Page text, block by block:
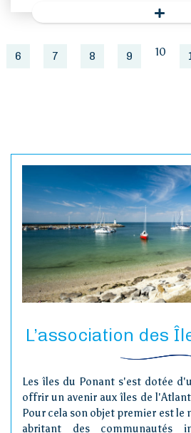
6 7 8 9 10
L’association des
Les îles du Ponant s'est dotée
offrir un avenir aux îles de
Pour cela son objet premier est
abritant des communautés